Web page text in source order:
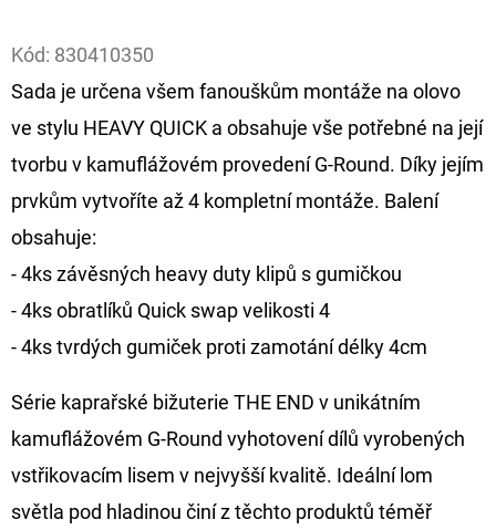
Kód: 830410350
Sada je určena všem fanouškům montáže na olovo
ve stylu HEAVY QUICK a obsahuje vše potřebné na její
tvorbu v kamuflážovém provedení G-Round. Díky jejím
prvkům vytvoříte až 4 kompletní montáže. Balení
obsahuje:
- 4ks závěsných heavy duty klipů s gumičkou
- 4ks obratlíků Quick swap velikosti 4
- 4ks tvrdých gumiček proti zamotání délky 4cm
Série kaprařské bižuterie THE END v unikátním
kamuflážovém G-Round vyhotovení dílů vyrobených
vstřikovacím lisem v nejvyšší kvalitě. Ideální lom
světla pod hladinou činí z těchto produktů téměř
D
O
P
R
U
Č
U
E
M
E
ZÁTĚŽ